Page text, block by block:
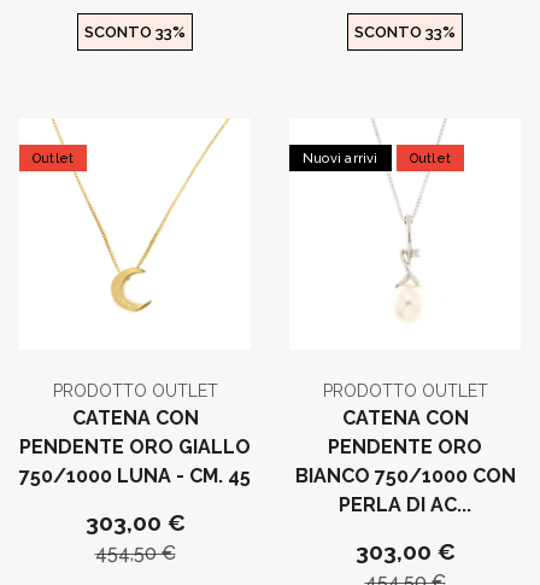
SCONTO 33% SCONTO 33%
Outlet
PRODOTTO OUTLET
CATENA CON
PENDENTE ORO GIALLO
750/1000 LUNA - CM. 45
303,00 €
454,50 €
Nuovi arrivi Outlet
PRODOTTO OUTLET
CATENA CON
PENDENTE ORO
BIANCO 750/1000 CON
PERLA DI AC...
303,00 €